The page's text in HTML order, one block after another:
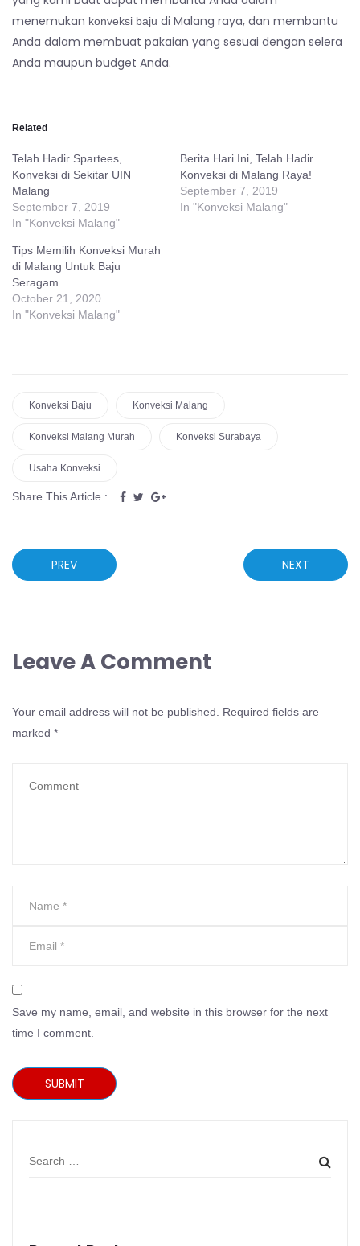
menemukan konveksi baju di Malang raya, dan membantu
Anda dalam membuat pakaian yang sesuai dengan selera
Anda maupun budget Anda.
Related
Telah Hadir Spartees,
Konveksi di Sekitar UIN
Malang
September 7, 2019
In "Konveksi Malang"
Berita Hari Ini, Telah Hadir
Konveksi di Malang Raya!
September 7, 2019
In "Konveksi Malang"
Tips Memilih Konveksi Murah
di Malang Untuk Baju
Seragam
October 21, 2020
In "Konveksi Malang"
Konveksi Baju Konveksi Malang
Konveksi Malang Murah Konveksi Surabaya
Usaha Konveksi
Share This Article :
PREV NEXT
Leave A Comment
Your email address will not be published.
Required fields are
marked *
Save my name, email, and website in this browser for the next
time I comment.
SUBMIT